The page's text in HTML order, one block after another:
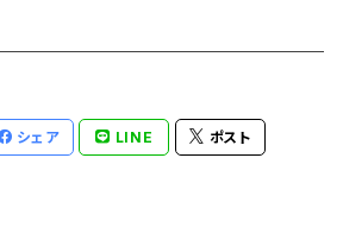
シェア LINE ポスト